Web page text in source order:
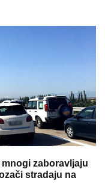
zaboravljaju
stradaju na